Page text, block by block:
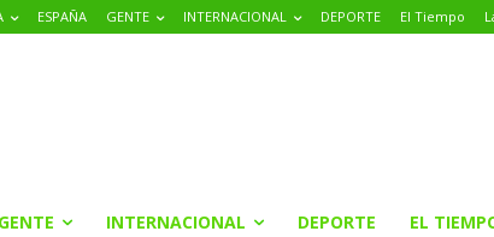
ESPAÑA GENTE INTERNACIONAL DEPORTE El Tiempo
GENTE INTERNACIONAL DEPORTE EL